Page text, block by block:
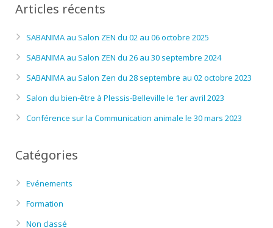
Articles récents
SABANIMA au Salon ZEN du 02 au 06 octobre 2025
SABANIMA au Salon ZEN du 26 au 30 septembre 2024
SABANIMA au Salon Zen du 28 septembre au 02 octobre 2023
Salon du bien-être à Plessis-Belleville le 1er avril 2023
Conférence sur la Communication animale le 30 mars 2023
Catégories
Evénements
Formation
Non classé